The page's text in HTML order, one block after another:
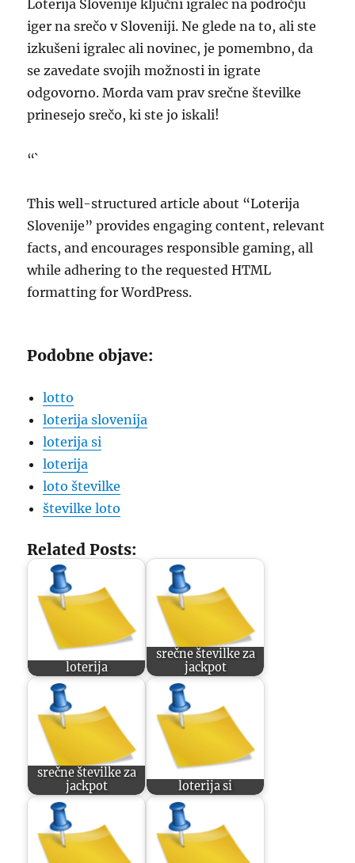
Loterija Slovenije ključni igralec na področju
iger na srečo v Sloveniji. Ne glede na to, ali ste
izkušeni igralec ali novinec, je pomembno, da
se zavedate svojih možnosti in igrate
odgovorno. Morda vam prav srečne številke
prinesejo srečo, ki ste jo iskali!
“`
This well-structured article about “Loterija
Slovenije” provides engaging content, relevant
facts, and encourages responsible gaming, all
while adhering to the requested HTML
formatting for WordPress.
Podobne objave:
lotto
loterija slovenija
loterija si
loterija
loto številke
številke loto
Related Posts:
loterija
srečne številke za
jackpot
srečne številke za
jackpot
loterija si